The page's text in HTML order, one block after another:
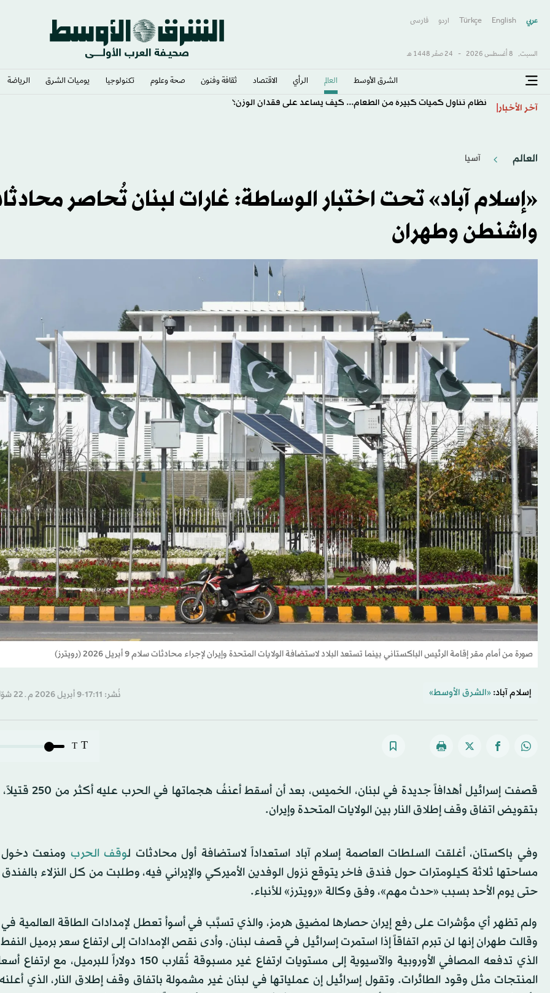
عربي English
Türkçe اردو فارسى
السبت, 8 أغسطس 2026 - 24 صفَر 1448 هـ
الشرق الأوسط​ العالم الرأي الاقتصاد ثقافة وفنون صحة وعلوم تكنولوجيا يوميات الشرق​ الرياضة
آخر الأخبار نظام تناول كميات كبيرة من الطعام... كيف يساعد على فقدان الوزن؟
العالم آسيا
«إسلام آباد» تحت اختبار الوساطة: غارات لبنان تُحاصر
واشنطن وطهران
صورة من أمام مقر إقامة الرئيس الباكستاني بينما تستعد البلاد لاستضافة الولايات المتحدة وإيران لإجراء محادثات سلام 9 أبريل 2026 (رويترز)
إسلام آباد: «الشرق الأوسط» نُشر: 17:11-9 أبريل 2026 م ـ 22 شوّال 1447 هـ
T
T
قصفت إسرائيل أهدافاً جديدة في لبنان، الخميس،
بتقويض اتفاق وقف إطلاق النار بين الولايات المتحدة وإيران.
وفي باكستان، أغلقت السلطات العاصمة إسلام آباد استعداداً لاستضافة أول محادثات لوقف الحرب ومنعت
مساحتها ثلاثة كيلومترات حول فندق فاخر يتوقع نزول الوفدين الأميركي والإيراني فيه، وطلبت من كل النزلاء بالفندق
حتى يوم الأحد بسبب «حدث مهم»، وفق وكالة «رويترز» للأنباء.
ولم تظهر أي مؤشرات على رفع إيران حصارها لمضيق هرمز، والذي تسبَّب في أسوأ تعطل لإمدادات الطاقة العالمية في
وقالت طهران إنها لن تبرم اتفاقاً إذا استمرت إسرائيل في قصف لبنان. وأدى نقص الإمدادات إلى ارتفاع سعر برميل النفط
الذي تدفعه المصافي الأوروبية والآسيوية إلى مستويات ارتفاع غير مسبوقة تُقارب 150 دولاراً
المنتجات مثل وقود الطائرات. وتقول إسرائيل إن عملياتها في لبنان غير مشمولة باتفاق وقف إطلاق النار، الذي